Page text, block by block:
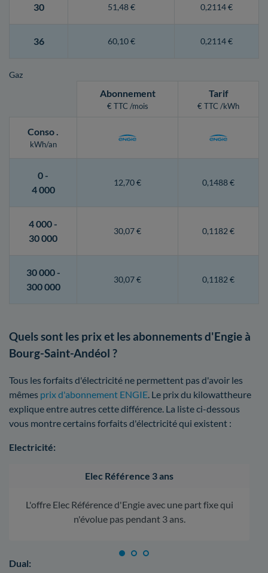
30 51,48 € 0,2114 €
36 60,10 € 0,2114 €
Gaz
Abonnement
€ TTC /mois
Tarif
€ TTC /kWh
Conso.
kWh/an
0 -
4 000
12,70 € 0,1488 €
4 000 -
30 000
30,07 € 0,1182 €
30 000 -
300 000
30,07 € 0,1182 €
Quels sont les prix et les abonnements d'Engie à
Bourg-Saint-Andéol ?
Tous les forfaits d'électricité ne permettent pas d'avoir les
mêmes prix d'abonnement ENGIE. Le prix du kilowattheure
explique entre autres cette différence. La liste ci-dessous
vous montre certains forfaits d'électricité qui existent :
Electricité:
Elec Référence 3 ans
L'offre Elec Référence d'Engie avec une part fixe qui
n'évolue pas pendant 3 ans.
Dual: